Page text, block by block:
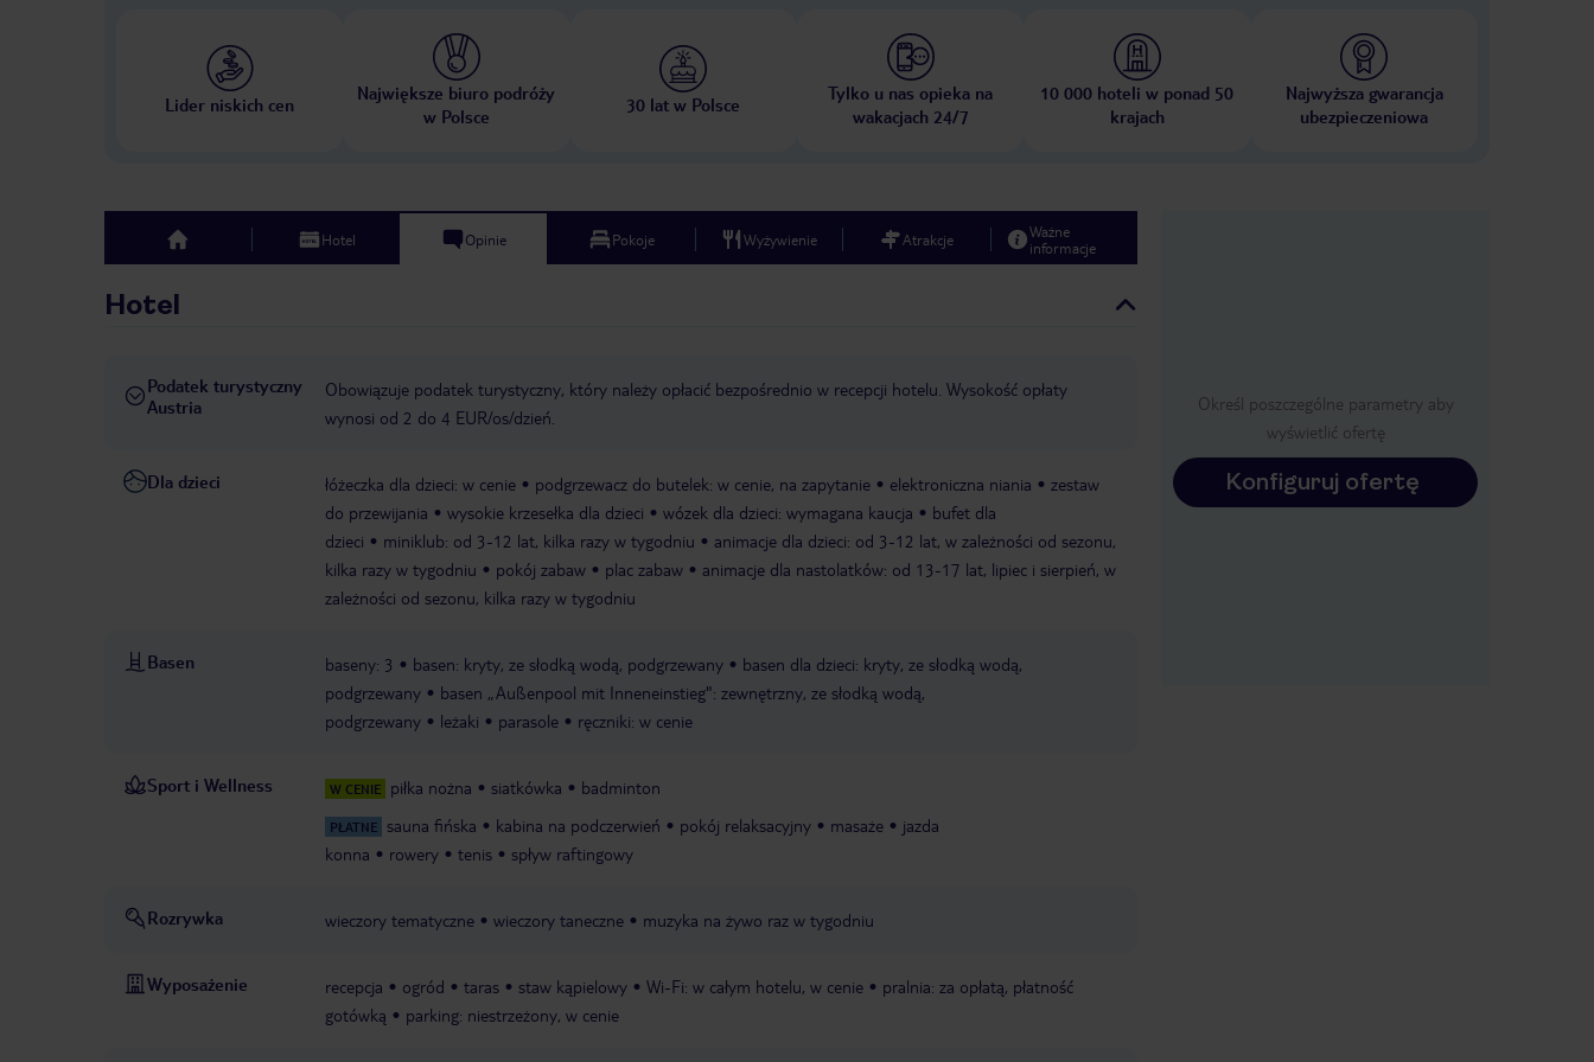
Lider niskich cen
Największe biuro podróży
w Polsce
30 lat w Polsce
Tylko u nas opieka na
wakacjach 24/7
10 000 hoteli w ponad 50
krajach
Najwyższa gwarancja
ubezpieczeniowa
top Hotel Opinie Pokoje Wyżywienie Atrakcje
Ważne
informacje
Hotel
Podatek turystyczny
Austria
Obowiązuje podatek turystyczny, który należy opłacić bezpośrednio w recepcji hotelu. Wysokość opłaty
wynosi od 2 do 4 EUR/os/dzień.
Dla dzieci łóżeczka dla dzieci: w cenie podgrzewacz do butelek: w cenie, na zapytanie elektroniczna niania
zestaw
do przewijania
wysokie krzesełka dla dzieci wózek dla dzieci: wymagana kaucja
bufet dla
dzieci
miniklub: od 3-12 lat, kilka razy w tygodniu
animacje dla dzieci: od 3-12 lat, w zależności od sezonu,
kilka razy w tygodniu
pokój zabaw plac zabaw
animacje dla nastolatków: od 13-17 lat, lipiec i sierpień, w
zależności od sezonu, kilka razy w tygodniu
Basen baseny: 3 basen: kryty, ze słodką wodą, podgrzewany
basen dla dzieci: kryty, ze słodką wodą,
podgrzewany
basen „Außenpool mit Inneneinstieg": zewnętrzny, ze słodką wodą,
podgrzewany
leżaki parasole ręczniki: w cenie
Sport i Wellness W CENIE piłka nożna siatkówka badminton
PŁATNE sauna fińska kabina na podczerwień pokój relaksacyjny masaże
jazda
konna
rowery tenis spływ raftingowy
Rozrywka wieczory tematyczne wieczory taneczne muzyka na żywo raz w tygodniu
Wyposażenie recepcja ogród taras staw kąpielowy Wi-Fi: w całym hotelu, w cenie
pralnia: za opłatą, płatność
gotówką
parking: niestrzeżony, w cenie
Określ poszczególne parametry aby
wyświetlić ofertę
Konfiguruj ofertę